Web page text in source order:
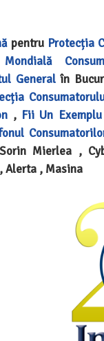
pentru Protecția
Mondială
Generalîn
, Fii Un Exemplu
Mierlea ,
Alerta , Masina